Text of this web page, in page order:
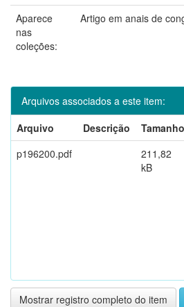
Aparece
nas
coleções:
Artigo em anais de
Arquivos associados a este item:
Arquivo
Descrição Tamanho
p196200.pdf
211,82
kB
Mostrar registro completo do item